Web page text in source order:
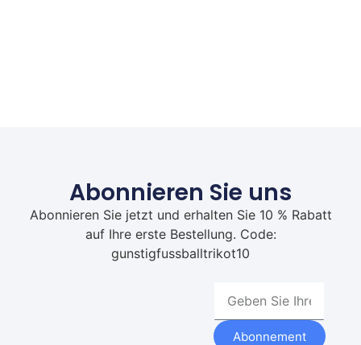
Abonnieren Sie uns
Abonnieren Sie jetzt und erhalten Sie 10 % Rabatt
auf Ihre erste Bestellung. Code:
gunstigfussballtrikot10
Abonnement